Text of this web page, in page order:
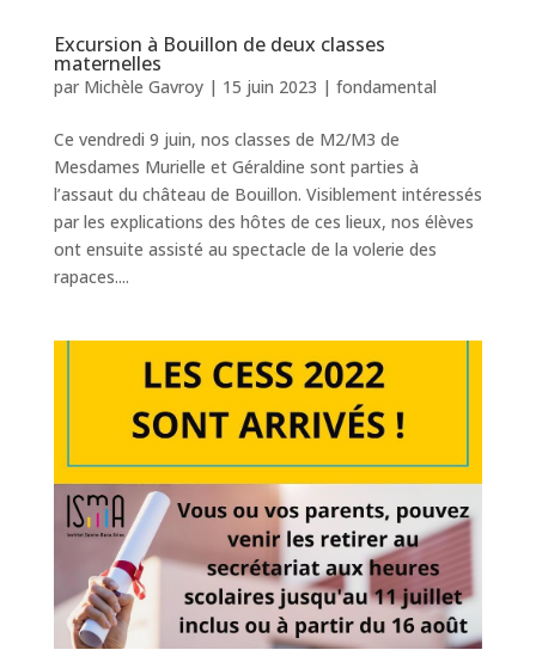
Excursion à Bouillon de deux classes
maternelles
par Michèle Gavroy| 15 juin 2023 | fondamental
Ce vendredi 9 juin, nos classes de M2/M3 de
Mesdames Murielle et Géraldine sont parties à
l’assaut du château de Bouillon. Visiblement intéressés
par les explications des hôtes de ces lieux, nos élèves
ont ensuite assisté au spectacle de la volerie des
rapaces....